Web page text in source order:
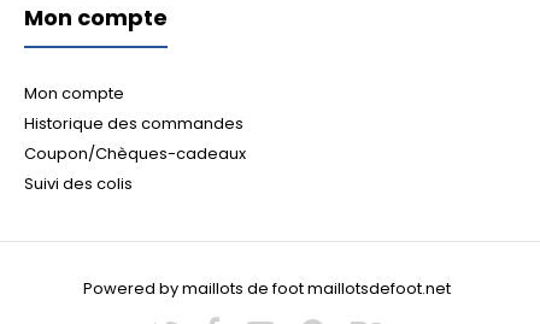
Mon compte
Mon compte
Historique des commandes
Coupon/Chèques-cadeaux
Suivi des colis
Powered by maillots de foot maillotsdefoot.net